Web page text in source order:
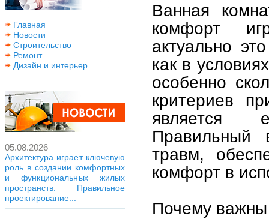
Главная
Новости
Строительство
Ремонт
Дизайн и интерьер
05.08.2026
Архитектура играет ключевую
роль в создании комфортных
и функциональных жилых
пространств. Правильное
проектирование...
Ванная
комфорт
актуально
как в
особенно
критериев
является
Правильный
травм,
комфорт в
Почему важны